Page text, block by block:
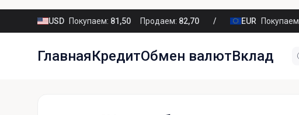
USD Покупаем: 81,50 Продаем: 82,70 EUR
ГлавнаяКредитОбмен валютВклад